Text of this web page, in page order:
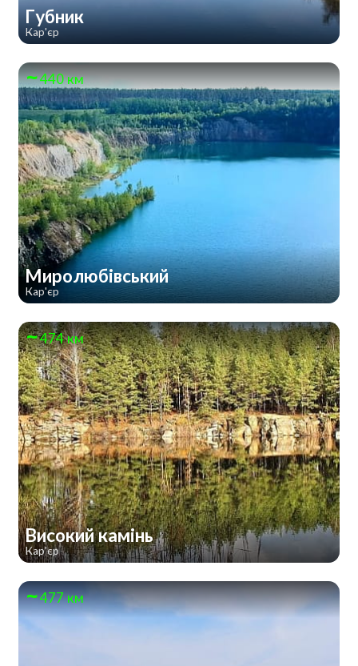
Губник
Кар'єр
440 км
Миролюбівський
Кар'єр
474 км
Високий камінь
Кар'єр
477 км